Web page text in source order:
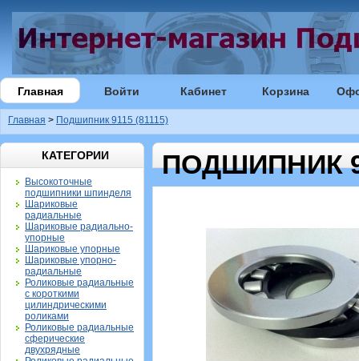
Главная Войти Кабинет Корзина
Главная > Подшипник 9115 (81115)
КАТЕГОРИИ
Высокоточные
подшипники шпинделя
Шариковые
радиальные
Шариковые радиально-
упорные
Шариковые упорные
Шариковые упорно-
радиальные
Роликовые радиальные
с короткими
цилиндрическими
роликами
Роликовые радиальные
сферические
двухрядные
ПОДШИПНИК